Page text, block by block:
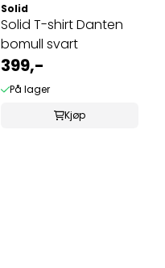
Solid
Solid T-shirt Danten
bomull svart
399,-
På lager
Kjøp